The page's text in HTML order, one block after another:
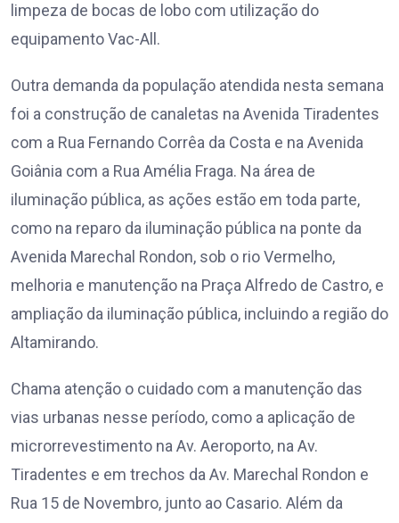
limpeza de bocas de lobo com utilização do
equipamento Vac-All.
Outra demanda da população atendida nesta semana
foi a construção de canaletas na Avenida Tiradentes
com a Rua Fernando Corrêa da Costa e na Avenida
Goiânia com a Rua Amélia Fraga. Na área de
iluminação pública, as ações estão em toda parte,
como na reparo da iluminação pública na ponte da
Avenida Marechal Rondon, sob o rio Vermelho,
melhoria e manutenção na Praça Alfredo de Castro, e
ampliação da iluminação pública, incluindo a região do
Altamirando.
Chama atenção o cuidado com a manutenção das
vias urbanas nesse período, como a aplicação de
microrrevestimento na Av. Aeroporto, na Av.
Tiradentes e em trechos da Av. Marechal Rondon e
Rua 15 de Novembro, junto ao Casario. Além da